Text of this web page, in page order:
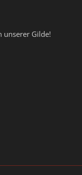
unserer Gilde!